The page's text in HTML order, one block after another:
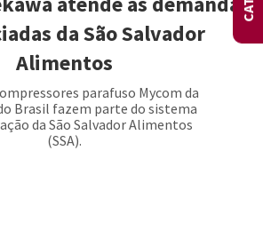
da São Salvador
Alimentos
parafuso Mycom da
Brasil fazem parte do sistema
da São Salvador Alimentos
(SSA).